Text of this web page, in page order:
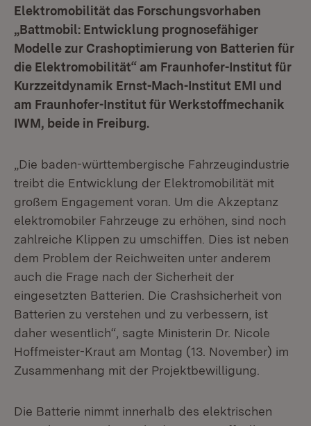
Elektromobilität das Forschungsvorhaben
„Battmobil: Entwicklung prognosefähiger
Modelle zur Crashoptimierung von Batterien für
die Elektromobilität“ am Fraunhofer-Institut für
Kurzzeitdynamik Ernst-Mach-Institut EMI und
am Fraunhofer-Institut für Werkstoffmechanik
IWM, beide in Freiburg.
„Die baden-württembergische Fahrzeugindustrie
treibt die Entwicklung der Elektromobilität mit
großem Engagement voran. Um die Akzeptanz
elektromobiler Fahrzeuge zu erhöhen, sind noch
zahlreiche Klippen zu umschiffen. Dies ist neben
dem Problem der Reichweiten unter anderem
auch die Frage nach der Sicherheit der
eingesetzten Batterien. Die Crashsicherheit von
Batterien zu verstehen und zu verbessern, ist
daher wesentlich“, sagte Ministerin Dr. Nicole
Hoffmeister-Kraut am Montag (13. November) im
Zusammenhang mit der Projektbewilligung.
Die Batterie nimmt innerhalb des elektrischen